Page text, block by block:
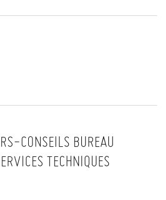
CONSEILS BUREAU
TECHNIQUES